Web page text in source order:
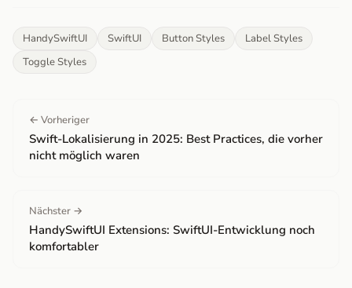
HandySwiftUI SwiftUI Button Styles
Label Styles
Toggle Styles
← Vorheriger
Swift-Lokalisierung in 2025: Best Practices, die vorher
nicht möglich waren
Nächster →
HandySwiftUI Extensions: SwiftUI-Entwicklung noch
komfortabler